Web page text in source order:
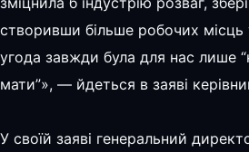
створивши більше робочих
угода завжди була для нас лише
мати”», — йдеться в заяві
У своїй заяві генеральний